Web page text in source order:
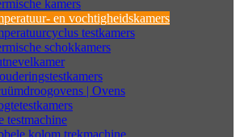
kamers
en vochtigheidskamers
testkamers
schokkamers
| Ovens
testmachine
kolom trekmachine